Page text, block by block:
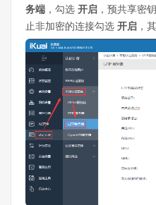
务端 ，勾选 开启 ，预共享密钥
止非加密的连接勾选 开启 ，